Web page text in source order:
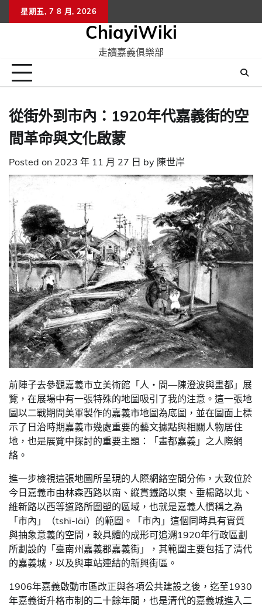
to
星期五, 7 8 月, 2026
ChiayiWiki
走讀嘉義俱樂部
從街外到市內：1920年代嘉義街的空
間革命與文化啟蒙
Posted on 2023 年 11 月 27 日 by 陳世岸
前陣子去參觀嘉義市立美術館「人・間—陳澄波與畫都」展
覽，在展場中有一張特殊的地圖吸引了我的注意。這一張地
圖以二戰期間美軍製作的嘉義市地圖為底圖，並在圖面上標
示了日治時期嘉義市幾處重要的藝文據點與相關人物居住
地，也是展覽中探討的重要主題：「畫都嘉義」之人際網
絡。
進一步檢視這張地圖所呈現的人際網絡空間分佈，大致位於
今日嘉義市由林森西路以南、縱貫鐵路以東、垂楊路以北、
維新路以西等道路所圍塑的區域，也就是嘉義人慣稱之為
「市內」（tshī-lāi）的範圍。「市內」這個同時具有實質
與抽象意義的空間，較具體的成形可追溯1920年行政區劃
所劃設的「臺南州嘉義郡嘉義街」，其範圍主要包括了清代
的嘉義城，以及與車站連結的新興街區。
1906年嘉義啟動市區改正與各項公共建設之後，迄至1930
年嘉義街升格市制的二十餘年間，也是清代的嘉義城進入二